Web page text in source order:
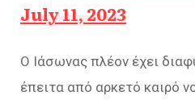
July 11, 2023
Ο Ιάσωνας πλέον έχει
έπειτα από αρκετό καιρό